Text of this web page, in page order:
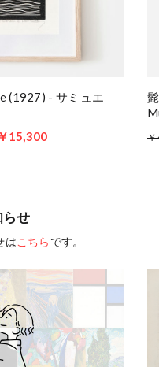
(1927) - サミュエ
15,300
せ
はこちら です。